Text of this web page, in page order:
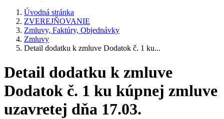
Úvodná stránka
ZVEREJŇOVANIE
Zmluvy, Faktúry, Objednávky
Zmluvy
Detail dodatku k zmluve Dodatok č. 1 ku...
Detail dodatku k zmluve
Dodatok č. 1 ku kúpnej zmluve
uzavretej dňa 17.03.